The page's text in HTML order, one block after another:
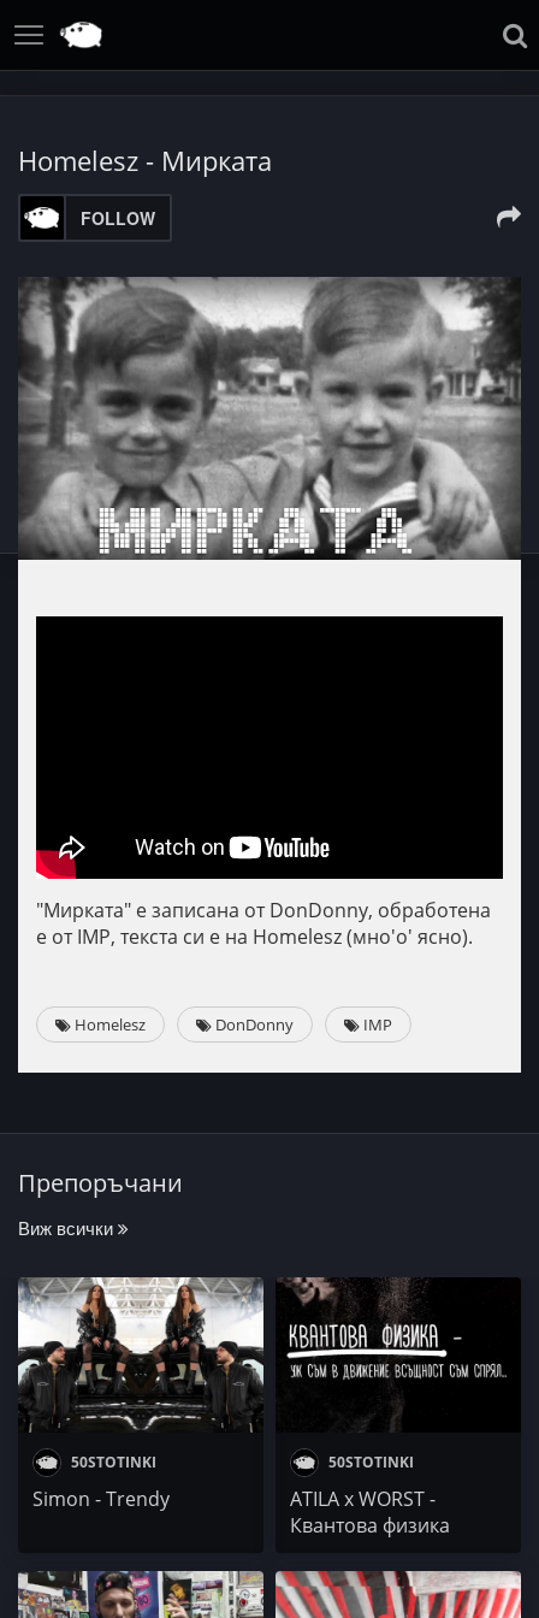
Homelesz - Мирката
FOLLOW
"Мирката" е записана от DonDonny, обработена
е от IMP, текста си е на Homelesz (мно'о' ясно).
Homelesz DonDonny IMP
Препоръчани
Виж всички
50STOTINKI
Simon - Trendy
50STOTINKI
ATILA x WORST -
Квантова физика